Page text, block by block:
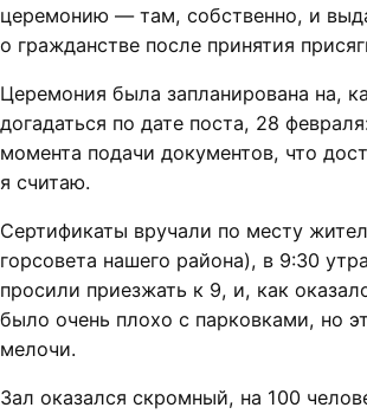
церемонию — там, собственно, и
о гражданстве после принятия
Церемония была запланирована на,
догадаться по дате поста, 28
момента подачи документов, что
я считаю.
Сертификаты вручали по месту
горсовета нашего района), в 9:30
просили приезжать к 9, и, как
было очень плохо с парковками, но
мелочи.
Зал оказался скромный, на 100